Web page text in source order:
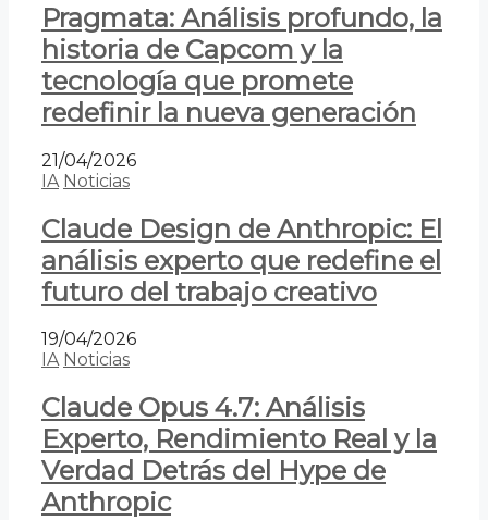
Pragmata: Análisis profundo, la
historia de Capcom y la
tecnología que promete
redefinir la nueva generación
21/04/2026
IA Noticias
Claude Design de Anthropic: El
análisis experto que redefine el
futuro del trabajo creativo
19/04/2026
IA Noticias
Claude Opus 4.7: Análisis
Experto, Rendimiento Real y la
Verdad Detrás del Hype de
Anthropic